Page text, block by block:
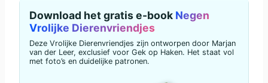
Download het gratis e-book Negen
Vrolijke Dierenvriendjes
Deze Vrolijke Dierenvriendjes zijn ontworpen door Marjan
van der Leer, exclusief voor Gek op Haken. Het staat vol
met foto’s en duidelijke patronen.